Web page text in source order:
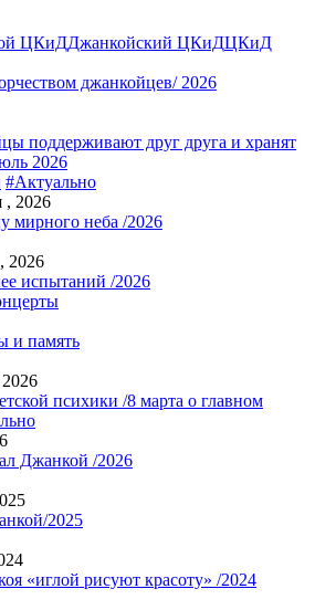
ЦКиДДжанкойский ЦКиДЦКиД
джанкойцев/ 2026
поддерживают друг друга и хранят
2026
#Актуально
, 2026
мирного неба /2026
2026
испытаний /2026
и память
психики /8 марта о главном
Джанкой /2026
2025
«иглой рисуют красоту» /2024